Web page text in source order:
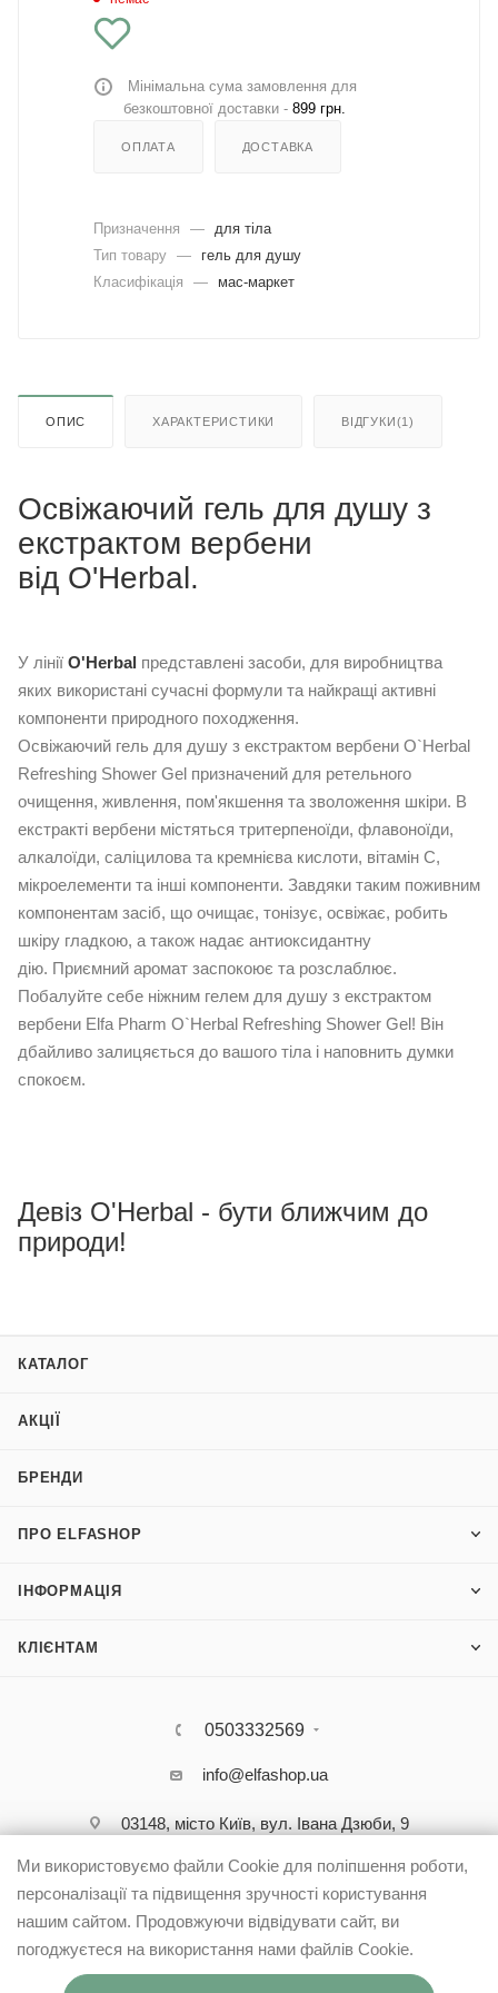
Мінімальна сума замовлення для
безкоштовної доставки - 899 грн.
ОПЛАТА ДОСТАВКА
Призначення —
для тіла
Тип товару —
гель для душу
Класифікація
— мас-маркет
ОПИС ХАРАКТЕРИСТИКИ ВІДГУКИ(1)
Освіжаючий гель для душу з
екстрактом вербени
від O'Herbal.
У лінії O'Herbal представлені засоби, для виробництва
яких використані сучасні формули та найкращі активні
компоненти природного походження.
Освіжаючий гель для душу з екстрактом вербени O`Herbal
Refreshing Shower Gel призначений для ретельного
очищення, живлення, пом'якшення та зволоження шкіри. В
екстракті вербени містяться тритерпеноїди, флавоноїди,
алкалоїди, саліцилова та кремнієва кислоти, вітамін С,
мікроелементи та інші компоненти. Завдяки таким поживним
компонентам засіб, що очищає, тонізує, освіжає, робить
шкіру гладкою, а також надає антиоксидантну
дію. Приємний аромат заспокоює та розслаблює.
Побалуйте себе ніжним гелем для душу з екстрактом
вербени Elfa Pharm O`Herbal Refreshing Shower Gel! Він
дбайливо залицяється до вашого тіла і наповнить думки
спокоєм.
Девіз O'Herbal - бути ближчим до
природи!
КАТАЛОГ
АКЦІЇ
БРЕНДИ
ПРО ELFASHOP
ІНФОРМАЦІЯ
КЛІЄНТАМ
0503332569
info@elfashop.ua
03148, місто Київ, вул. Івана Дзюби, 9
Ми використовуємо файли Cookie для поліпшення роботи,
персоналізації та підвищення зручності користування
нашим сайтом. Продовжуючи відвідувати сайт, ви
погоджуєтеся на використання нами файлів Cookie.